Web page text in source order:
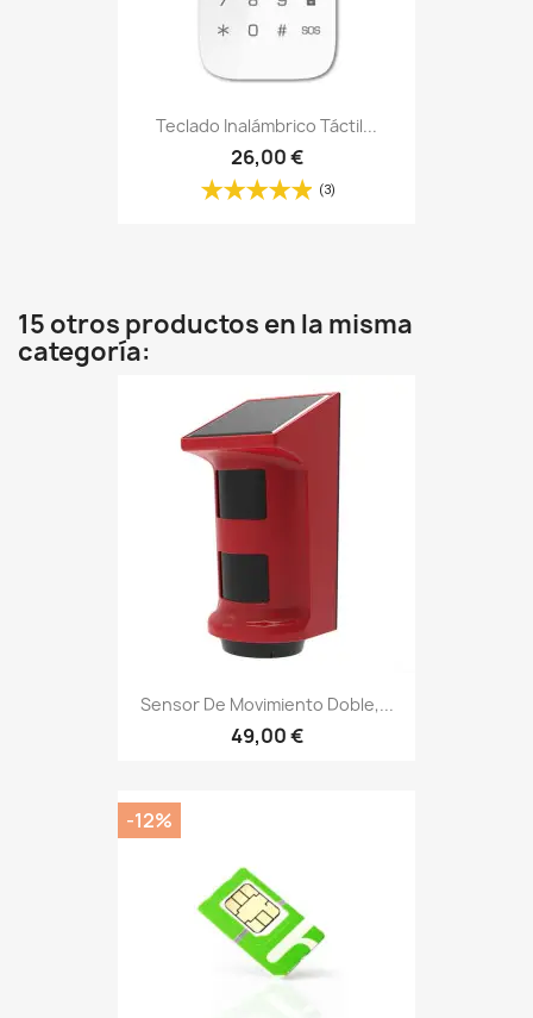
Teclado Inalámbrico Táctil...
26,00 €
(3)
15 otros productos en la misma
categoría:
Sensor De Movimiento Doble,...
49,00 €
-12%